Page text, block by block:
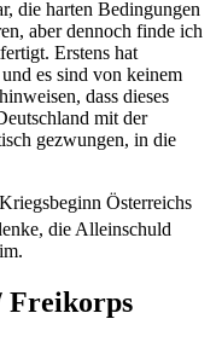
die harten Bedingungen
aber dennoch finde ich
Erstens hat
es sind von keinem
dass dieses
mit der
gezwungen, in die
Österreichs
die Alleinschuld
Freikorps